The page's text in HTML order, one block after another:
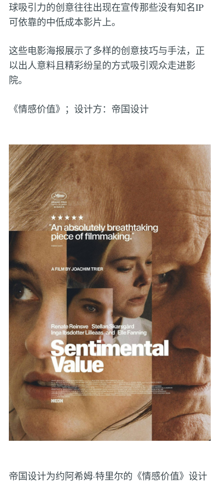
球吸引力的创意往往出现在宣传那些没有知名IP
可依靠的中低成本影片上。
这些电影海报展示了多样的创意技巧与手法，正
以出人意料且精彩纷呈的方式吸引观众走进影
院。
《情感价值》；设计方：帝国设计
帝国设计为约阿希姆·特里尔的《情感价值》设计